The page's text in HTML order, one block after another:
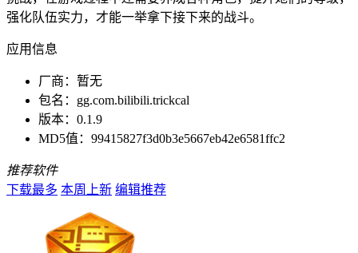
强化队伍实力，才能一举拿下接下来的战斗。
应用信息
厂商： 暂无
包名： gg.com.bilibili.trickcal
版本： 0.1.9
MD5值： 99415827f3d0b3e5667eb42e6581ffc2
推荐软件
下载最多 本周上新 编辑推荐